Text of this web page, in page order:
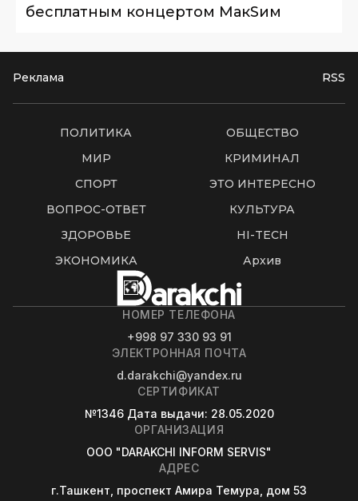
бесплатным концертом МакSим
Реклама RSS
ПОЛИТИКА
ОБЩЕСТВО
МИР
КРИМИНАЛ
СПОРТ
ЭТО ИНТЕРЕСНО
ВОПРОС-ОТВЕТ
КУЛЬТУРА
ЗДОРОВЬЕ
HI-TECH
ЭКОНОМИКА
Архив
НОМЕР ТЕЛЕФОНА
+998 97 330 93 91
ЭЛЕКТРОННАЯ ПОЧТА
d.darakchi@yandex.ru
СЕРТИФИКАТ
№1346 Дата выдачи: 28.05.2020
ОРГАНИЗАЦИЯ
OOO "DARAKCHI INFORM SERVIS"
АДРЕС
г.Ташкент, проспект Амира Темура, дом 53